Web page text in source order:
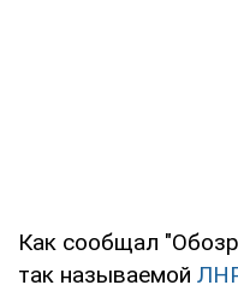
Как сообщал
так называемой